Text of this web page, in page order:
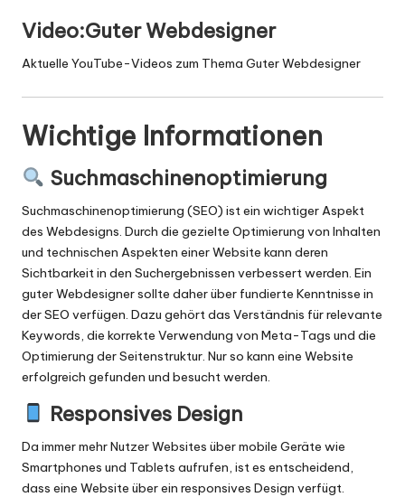
Video:Guter Webdesigner
Aktuelle YouTube-Videos zum Thema Guter Webdesigner
Wichtige Informationen
Suchmaschinenoptimierung
Suchmaschinenoptimierung (SEO) ist ein wichtiger Aspekt
des Webdesigns. Durch die gezielte Optimierung von Inhalten
und technischen Aspekten einer Website kann deren
Sichtbarkeit in den Suchergebnissen verbessert werden. Ein
guter Webdesigner sollte daher über fundierte Kenntnisse in
der SEO verfügen. Dazu gehört das Verständnis für relevante
Keywords, die korrekte Verwendung von Meta-Tags und die
Optimierung der Seitenstruktur. Nur so kann eine Website
erfolgreich gefunden und besucht werden.
Responsives Design
Da immer mehr Nutzer Websites über mobile Geräte wie
Smartphones und Tablets aufrufen, ist es entscheidend,
dass eine Website über ein responsives Design verfügt.